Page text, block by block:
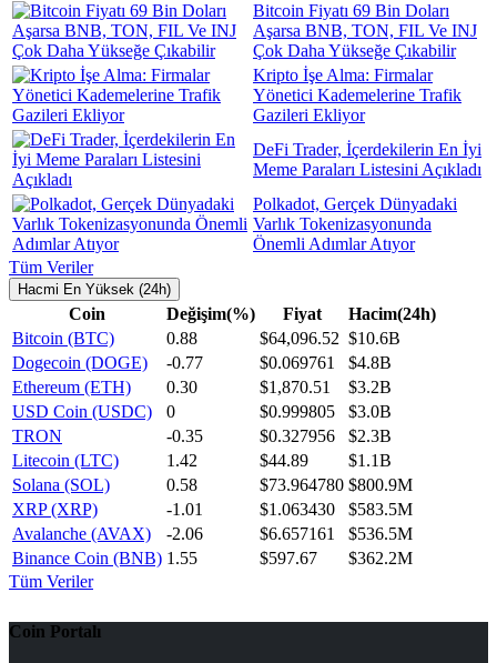
Bitcoin Fiyatı 69 Bin Doları
Aşarsa BNB, TON, FIL Ve INJ
Çok Daha Yükseğe Çıkabilir
Kripto İşe Alma: Firmalar
Yönetici Kademelerine Trafik
Gazileri Ekliyor
DeFi Trader, İçerdekilerin En İyi
Meme Paraları Listesini Açıkladı
Polkadot, Gerçek Dünyadaki
Varlık Tokenizasyonunda
Önemli Adımlar Atıyor
Tüm Veriler
Hacmi En Yüksek (24h)
Coin Değişim(%) Fiyat
Hacim(24h)
Bitcoin (BTC)
0.88 $64,096.52 $10.6B
Dogecoin (DOGE)
-0.77 $0.069761
$4.8B
Ethereum (ETH)
0.30 $1,870.51
$3.2B
USD Coin (USDC)
0 $0.999805
$3.0B
TRON
-0.35 $0.327956
$2.3B
Litecoin (LTC)
1.42 $44.89
$1.1B
Solana (SOL)
0.58 $73.964780 $800.9M
XRP (XRP)
-1.01 $1.063430
$583.5M
Avalanche (AVAX)
-2.06 $6.657161
$536.5M
Binance Coin (BNB) 1.55 $597.67
$362.2M
Tüm Veriler
Coin Portalı